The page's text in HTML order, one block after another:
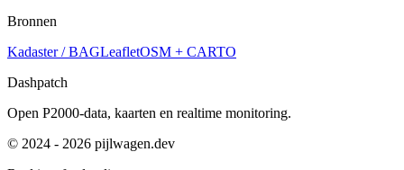
Bronnen
Kadaster / BAGLeafletOSM + CARTO
Dashpatch
Open P2000-data, kaarten en realtime monitoring.
© 2024 - 2026 pijlwagen.dev